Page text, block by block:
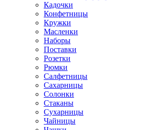
Кадочки
Конфетницы
Кружки
Масленки
Наборы
Поставки
Розетки
Рюмки
Салфетницы
Сахарницы
Солонки
Стаканы
Сухарницы
Чайницы